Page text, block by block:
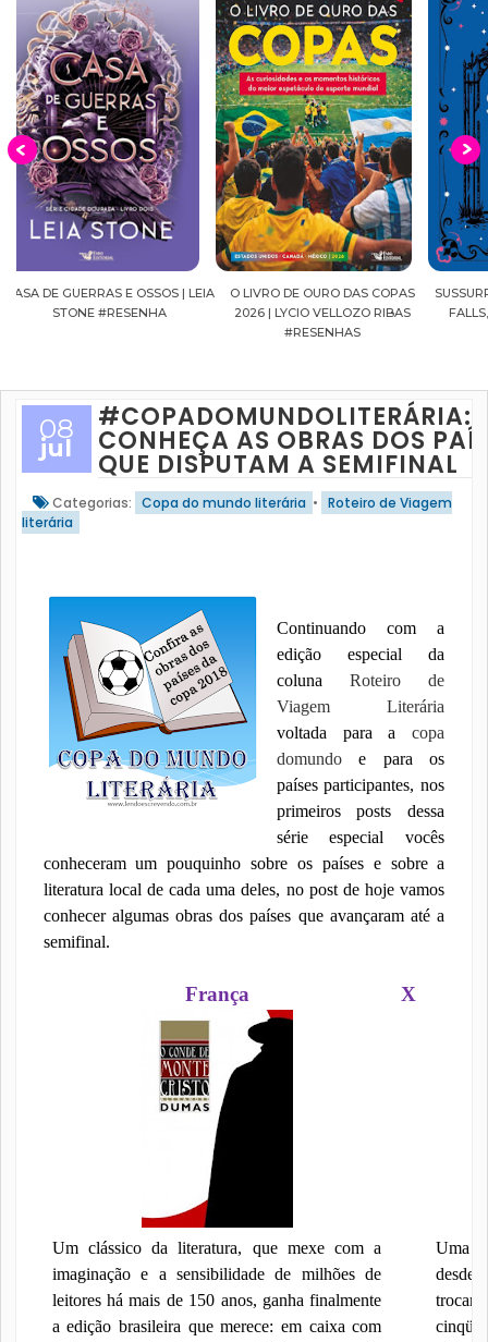
O LIVRO DE OURO DAS COPAS
2026 | LYCIO VELLOZO RIBAS
SUSSURROS AO LUAR | SHADOW
FALLS, VOL.04 | C.C.HUNTER
#RESENHA
08
jul
#COPADOMUNDOLITERÁRIA:
CONHEÇA AS OBRAS DOS
QUE DISPUTAM A SEMIFINAL
Categorias: Copa do mundo literária • Roteiro de Viagem
literária
Continuando com a
edição especial da
coluna Roteiro de
Viagem Literária
voltada para acopa
domundoe para os
países participantes, nos
primeiros posts dessa
série especial vocês
conheceram um pouquinho sobre os países e sobre a
literatura local de cada uma deles, no post de hoje vamos
conhecer algumas obras dos países que avançaram até a
semifinal.
França X
Um clássico da literatura, que mexe com a
imaginação e a sensibilidade de milhões de
leitores há mais de 150 anos, ganha finalmente
a edição brasileira que merece: em caixa com
Uma
desde